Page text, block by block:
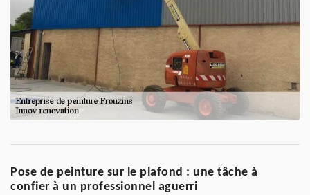
Pose de peinture sur le plafond : une tâche à
confier à un professionnel aguerri